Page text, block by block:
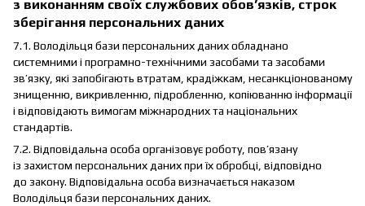
з виконанням своїх службових обов’язків, строк
зберігання персональних даних
7.1. Володільця бази персональних даних обладнано
системними і програмно-технічними засобами та засобами
зв’язку, які запобігають втратам, крадіжкам, несанкціонованому
знищенню, викривленню, підробленню, копіюванню інформації
і відповідають вимогам міжнародних та національних
стандартів.
7.2. Відповідальна особа організовує роботу, пов’язану
із захистом персональних даних при їх обробці, відповідно
до закону. Відповідальна особа визначається наказом
Володільця бази персональних даних.